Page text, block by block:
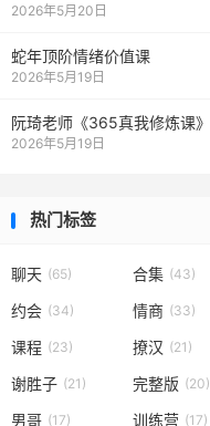
2026年5月20日
蛇年顶阶情绪价值课
2026年5月19日
阮琦老师《365真我修炼课》
2026年5月19日
热门标签
聊天 (65) 合集 (43)
约会 (34) 情商 (33)
课程 (23) 撩汉 (21)
谢胜子 (21) 完整版 (20)
男哥 (17) 训练营 (17)